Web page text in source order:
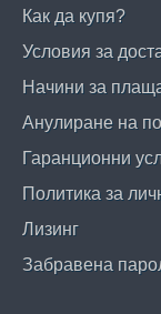
Как да купя?
Условия за
Начини за
Анулиране на
Гаранционни
Политика за
Лизинг
Забравена